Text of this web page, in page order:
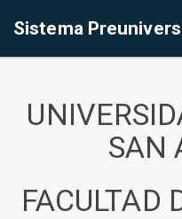
Sistema
SAN
FACULTAD